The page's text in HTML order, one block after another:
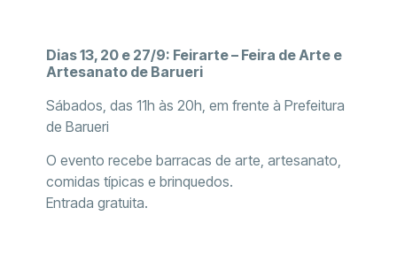
Dias 13, 20 e 27/9: Feirarte – Feira de Arte e
Artesanato de Barueri
Sábados, das 11h às 20h, em frente à Prefeitura
de Barueri
O evento recebe barracas de arte, artesanato,
comidas típicas e brinquedos.
Entrada gratuita.